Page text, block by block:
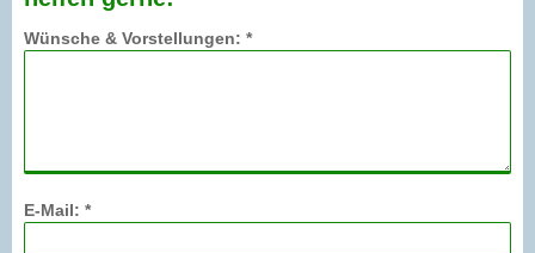
Wünsche & Vorstellungen: *
E-Mail: *